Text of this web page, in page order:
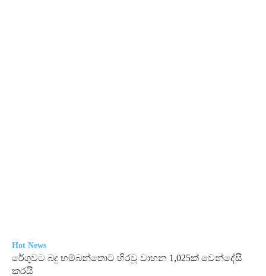
Hot News
රේගු­වට බදු හම්බ­න්තොට හිරවූ වාහන 1,025ක් වෙන්දේසි
කරයි